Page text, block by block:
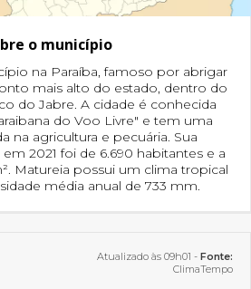
o município
na Paraíba, famoso por abrigar
mais alto do estado, dentro do
do Jabre. A cidade é conhecida
do Voo Livre" e tem uma
na agricultura e pecuária. Sua
2021 foi de 6.690 habitantes e a
Matureia possui um clima tropical
média anual de 733 mm.
Atualizado às 09h01 - Fonte:
ClimaTempo